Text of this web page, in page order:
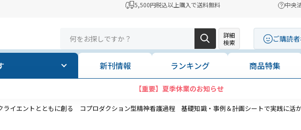
5,500円税込以上購入で送料無料 中央
詳細
検索
ご購読
新刊情報 ランキング 商品特集
【重要】夏季休業のお知らせ
ライエントとともに創る コプロダクション型精神看護過程 基礎知識・事例＆計画シートで実践に活